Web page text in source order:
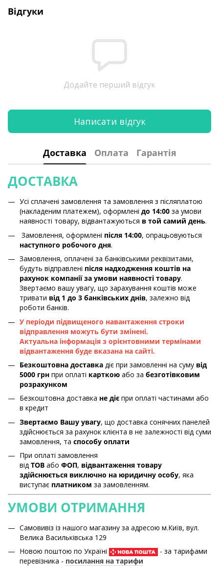
Відгуки
Додайте перший відгук
Написати відгук
Доставка Оплата Гарантія
ДОСТАВКА
Усі сплачені замовлення та замовлення з післяплатою
(накладеним платежем), оформлені до 14:00 за умови
наявності товару, відвантажуються в той самий день.
Замовлення, оформлені після 14:00, опрацьовуються
наступного робочого дня.
Замовлення, оплачені за банківськими реквізитами,
будуть відправлені після надходження коштів на
рахунок компанії за умови наявності товару.
Звертаємо вашу увагу, що зарахування коштів може
тривати від 1 до 3 банківських днів, залежно від
роботи банків.
У періоди підвищеного навантаження строки
відправлення можуть бути змінені.
Актуальна інформація з орієнтовними термінами
відвантаження буде вказана на сайті.
Безкоштовна доставка діє при замовленні на суму від
5000 грн при оплаті карткою або за безготівковим
розрахунком
Безкоштовна доставка не діє при оплаті частинами або
в кредит
Звертаємо Вашу увагу, що доставка сонячних панелей
здійснюється за рахунок клієнта в не залежності від суми
замовлення, та способу оплати
При оплаті замовлення
від ТОВ або ФОП, відвантаження товару
здійснюється виключно на юридичну особу, яка
виступає платником за замовленням.
УМОВИ ОТРИМАННЯ
Самовивіз із нашого магазину за адресою м.Київ, вул.
Велика Васильківська 129
Новою поштою по Україні
- за тарифами
перевізника - посилання на тарифи